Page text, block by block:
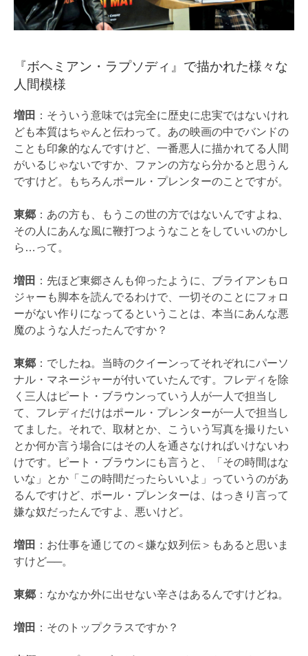
『ボヘミアン・ラプソディ』で描かれた様々な
人間模様
増田 ：そういう意味では完全に歴史に忠実ではないけれ
ども本質はちゃんと伝わって。あの映画の中でバンドの
ことも印象的なんですけど、一番悪人に描かれてる人間
がいるじゃないですか、ファンの方なら分かると思うん
ですけど。もちろんポール・プレンターのことですが。
東郷 ：あの方も、もうこの世の方ではないんですよね、
その人にあんな風に鞭打つようなことをしていいのかし
ら…って。
増田 ：先ほど東郷さんも仰ったように、ブライアンもロ
ジャーも脚本を読んでるわけで、一切そのことにフォロ
ーがない作りになってるということは、本当にあんな悪
魔のような人だったんですか？
東郷 ：でしたね。当時のクイーンってそれぞれにパーソ
ナル・マネージャーが付いていたんです。フレディを除
く三人はピート・ブラウンっていう人が一人で担当し
て、フレディだけはポール・プレンターが一人で担当し
てました。それで、取材とか、こういう写真を撮りたい
とか何か言う場合にはその人を通さなければいけないわ
けです。ピート・ブラウンにも言うと、「その時間はな
いな」とか「この時間だったらいいよ」っていうのがあ
るんですけど、ポール・プレンターは、はっきり言って
嫌な奴だったんですよ、悪いけど。
増田 ：お仕事を通じての＜嫌な奴列伝＞もあると思いま
すけど──。
東郷 ：なかなか外に出せない辛さはあるんですけどね。
増田 ：そのトップクラスですか？